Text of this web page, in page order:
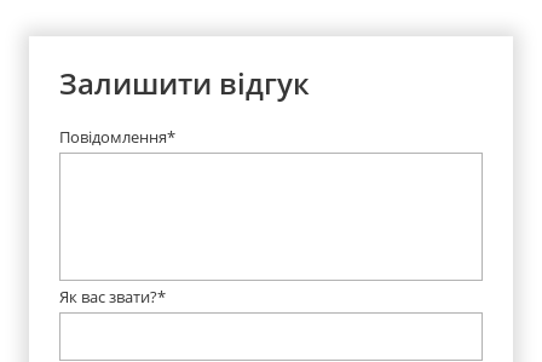
Залишити відгук
Повідомлення*
Як вас звати?*